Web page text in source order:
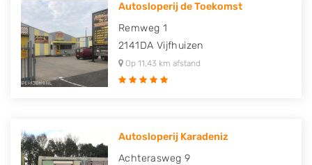
Autosloperij de Toekomst
Remweg 1
2141DA Vijfhuizen
Op 11,43 km afstand
Autosloperij Karadeniz
Achterasweg 9